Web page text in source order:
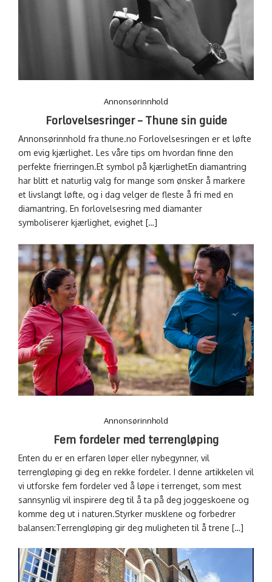
Annonsørinnhold
Forlovelsesringer – Thune sin guide
Annonsørinnhold fra thune.no Forlovelsesringen er et løfte
om evig kjærlighet. Les våre tips om hvordan finne den
perfekte frierringen.Et symbol på kjærlighetEn diamantring
har blitt et naturlig valg for mange som ønsker å markere
et livslangt løfte, og i dag velger de fleste å fri med en
diamantring. En forlovelsesring med diamanter
symboliserer kjærlighet, evighet […]
Annonsørinnhold
Fem fordeler med terrengløping
Enten du er en erfaren løper eller nybegynner, vil
terrengløping gi deg en rekke fordeler. I denne artikkelen vil
vi utforske fem fordeler ved å løpe i terrenget, som mest
sannsynlig vil inspirere deg til å ta på deg joggeskoene og
komme deg ut i naturen.Styrker musklene og forbedrer
balansen:Terrengløping gir deg muligheten til å trene […]